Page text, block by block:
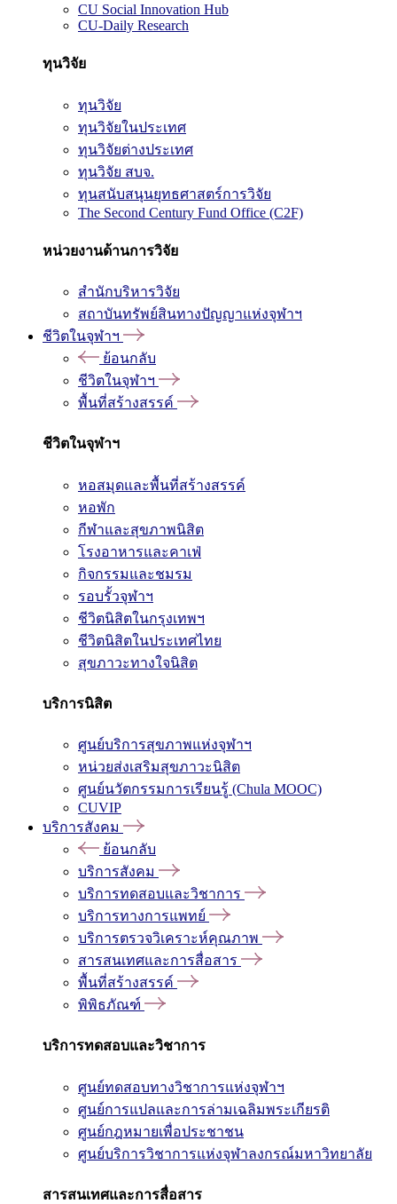
CU Social Innovation Hub
CU-Daily Research
ทุนวิจัย
ทุนวิจัย
ทุนวิจัยในประเทศ
ทุนวิจัยต่างประเทศ
ทุนวิจัย สบจ.
ทุนสนับสนุนยุทธศาสตร์การวิจัย
The Second Century Fund Office (C2F)
หน่วยงานด้านการวิจัย
สำนักบริหารวิจัย
สถาบันทรัพย์สินทางปัญญาแห่งจุฬาฯ
ชีวิตในจุฬาฯ
ย้อนกลับ
ชีวิตในจุฬาฯ
พื้นที่สร้างสรรค์
ชีวิตในจุฬาฯ
หอสมุดและพื้นที่สร้างสรรค์
หอพัก
กีฬาและสุขภาพนิสิต
โรงอาหารและคาเฟ่
กิจกรรมและชมรม
รอบรั้วจุฬาฯ
ชีวิตนิสิตในกรุงเทพฯ
ชีวิตนิสิตในประเทศไทย
สุขภาวะทางใจนิสิต
บริการนิสิต
ศูนย์บริการสุขภาพแห่งจุฬาฯ
หน่วยส่งเสริมสุขภาวะนิสิต
ศูนย์นวัตกรรมการเรียนรู้ (Chula MOOC)
CUVIP
บริการสังคม
ย้อนกลับ
บริการสังคม
บริการทดสอบและวิชาการ
บริการทางการแพทย์
บริการตรวจวิเคราะห์คุณภาพ
สารสนเทศและการสื่อสาร
พื้นที่สร้างสรรค์
พิพิธภัณฑ์
บริการทดสอบและวิชาการ
ศูนย์ทดสอบทางวิชาการแห่งจุฬาฯ
ศูนย์การแปลและการล่ามเฉลิมพระเกียรติ
ศูนย์กฎหมายเพื่อประชาชน
ศูนย์บริการวิชาการแห่งจุฬาลงกรณ์มหาวิทยาลัย
สารสนเทศและการสื่อสาร